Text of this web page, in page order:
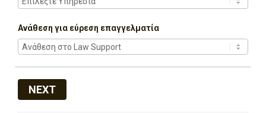
Ανάθεση για εύρεση επαγγελματία
NEXT